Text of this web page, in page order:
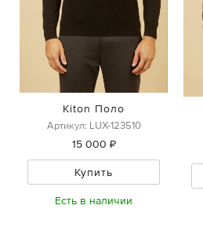
Kiton Поло
Артикул: LUX-123510
15 000 ₽
Купить
Есть в наличии